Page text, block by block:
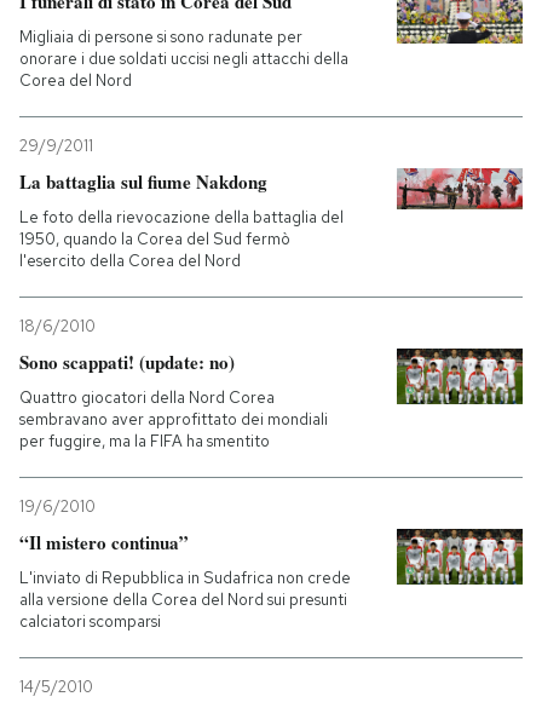
Migliaia di persone si sono radunate per
onorare i due soldati uccisi negli attacchi della
Corea del Nord
29/9/2011
La battaglia sul fiume Nakdong
Le foto della rievocazione della battaglia del
1950, quando la Corea del Sud fermò
l'esercito della Corea del Nord
18/6/2010
Sono scappati! (update: no)
Quattro giocatori della Nord Corea
sembravano aver approfittato dei mondiali
per fuggire, ma la FIFA ha smentito
19/6/2010
“Il mistero continua”
L'inviato di Repubblica in Sudafrica non crede
alla versione della Corea del Nord sui presunti
calciatori scomparsi
14/5/2010